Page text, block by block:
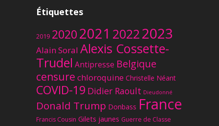
Étiquettes
2019 20202021 20222023
Alain Soral Alexis Cossette-
Trudel Antipresse Belgique
censure chloroquine Christelle Néant
COVID-19 Didier Raoult Dieudonné
Donald Trump Donbass France
Francis Cousin Gilets jaunes Guerre de Classe